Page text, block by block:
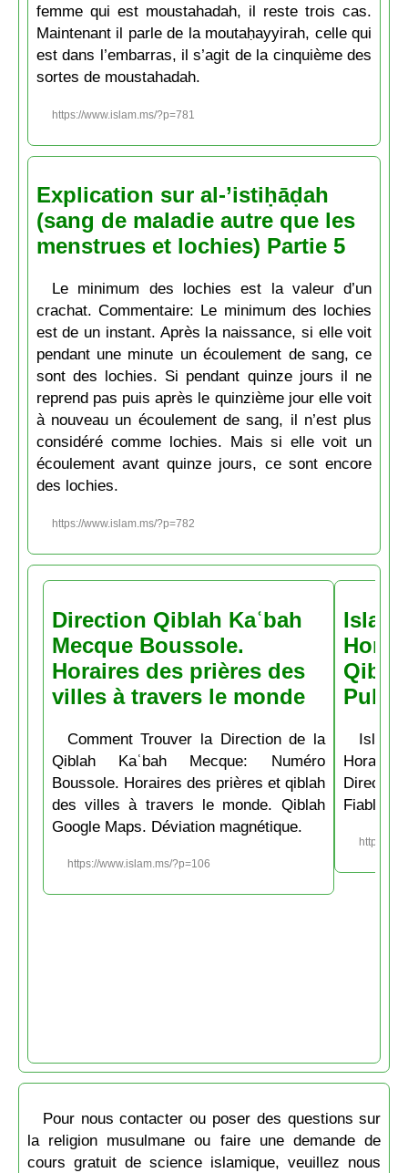
femme qui est moustahadah, il reste trois cas.
Maintenant il parle de la moutaḥayyirah, celle qui
est dans l’embarras, il s’agit de la cinquième des
sortes de moustahadah.
https://www.islam.ms/?p=781
Explication sur al-’istiḥāḍah
(sang de maladie autre que les
menstrues et lochies) Partie 5
Le minimum des lochies est la valeur d’un
crachat. Commentaire: Le minimum des lochies
est de un instant. Après la naissance, si elle voit
pendant une minute un écoulement de sang, ce
sont des lochies. Si pendant quinze jours il ne
reprend pas puis après le quinzième jour elle voit
à nouveau un écoulement de sang, il n’est plus
considéré comme lochies. Mais si elle voit un
écoulement avant quinze jours, ce sont encore
des lochies.
https://www.islam.ms/?p=782
Direction Qiblah Kaʿbah
Mecque Boussole.
Horaires des prières des
villes à travers le monde
Comment Trouver la Direction de la
Qiblah Kaʿbah Mecque: Numéro
Boussole. Horaires des prières et qiblah
des villes à travers le monde. Qiblah
Google Maps. Déviation magnétique.
https://www.islam.ms/?p=106
Pubs
Fiable et
https://
Pour nous contacter ou poser des questions sur
la religion musulmane ou faire une demande de
cours gratuit de science islamique, veuillez nous